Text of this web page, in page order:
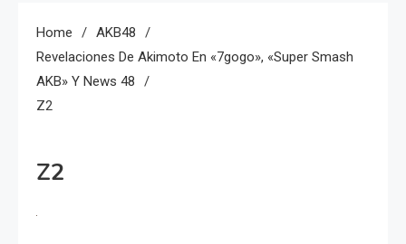
Home
AKB48
Revelaciones De Akimoto En «7gogo», «Super Smash
AKB» Y News 48
Z2
Z2